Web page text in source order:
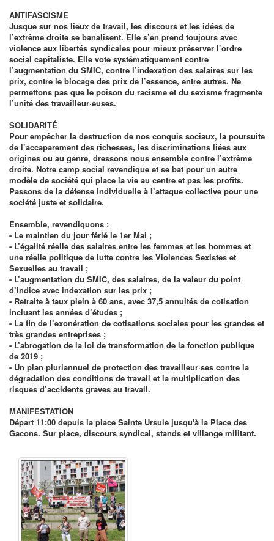
ANTIFASCISME
Jusque sur nos lieux de travail, les discours et les idées de
l’extrême droite se banalisent. Elle s’en prend toujours avec
violence aux libertés syndicales pour mieux préserver l’ordre
social capitaliste. Elle vote systématiquement contre
l’augmentation du SMIC, contre l’indexation des salaires sur les
prix, contre le blocage des prix de l’essence, entre autres. Ne
permettons pas que le poison du racisme et du sexisme fragmente
l’unité des travailleur·euses.
SOLIDARITÉ
Pour empêcher la destruction de nos conquis sociaux, la poursuite
de l’accaparement des richesses, les discriminations liées aux
origines ou au genre, dressons nous ensemble contre l’extrême
droite. Notre camp social revendique et se bat pour un autre
modèle de société qui place la vie au centre et pas les profits.
Passons de la défense individuelle à l’attaque collective pour une
société juste et solidaire.
Ensemble, revendiquons :
- Le maintien du jour férié le 1er Mai ;
- L’égalité réelle des salaires entre les femmes et les hommes et
une réelle politique de lutte contre les Violences Sexistes et
Sexuelles au travail ;
- L’augmentation du SMIC, des salaires, de la valeur du point
d’indice avec indexation sur les prix ;
- Retraite à taux plein à 60 ans, avec 37,5 annuités de cotisation
incluant les années d’études ;
- La fin de l’exonération de cotisations sociales pour les grandes et
très grandes entreprises ;
- L’abrogation de la loi de transformation de la fonction publique
de 2019 ;
- Un plan pluriannuel de protection des travailleur·ses contre la
dégradation des conditions de travail et la multiplication des
risques d’accidents graves au travail.
MANIFESTATION
Départ 11:00 depuis la place Sainte Ursule jusqu'à la Place des
Gacons. Sur place, discours syndical, stands et villange militant.